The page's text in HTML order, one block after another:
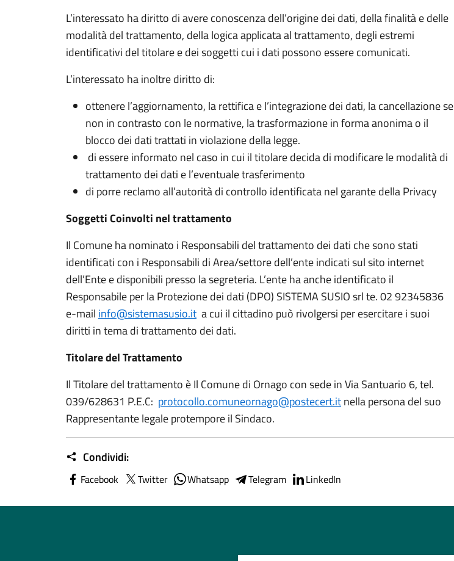
L’interessato ha diritto di avere conoscenza dell’origine dei dati, della finalità e delle
modalità del trattamento, della logica applicata al trattamento, degli estremi
identificativi del titolare e dei soggetti cui i dati possono essere comunicati.
L’interessato ha inoltre diritto di:
ottenere l’aggiornamento, la rettifica e l’integrazione dei dati, la cancellazione se
non in contrasto con le normative, la trasformazione in forma anonima o il
blocco dei dati trattati in violazione della legge.
di essere informato nel caso in cui il titolare decida di modificare le modalità di
trattamento dei dati e l’eventuale trasferimento
di porre reclamo all’autorità di controllo identificata nel garante della Privacy
Soggetti Coinvolti nel trattamento
Il Comune ha nominato i Responsabili del trattamento dei dati che sono stati
identificati con i Responsabili di Area/settore dell’ente indicati sul sito internet
dell’Ente e disponibili presso la segreteria. L’ente ha anche identificato il
Responsabile per la Protezione dei dati (DPO) SISTEMA SUSIO srl te. 02 92345836
e-mail info@sistemasusio.it a cui il cittadino può rivolgersi per esercitare i suoi
diritti in tema di trattamento dei dati.
Titolare del Trattamento
Il Titolare del trattamento è Il Comune di Ornago con sede in Via Santuario 6, tel.
039/628631 P.E.C: protocollo.comuneornago@postecert.itnella persona del suo
Rappresentante legale protempore il Sindaco.
Condividi:
Facebook Twitter Whatsapp Telegram LinkedIn